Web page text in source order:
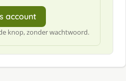
account
knop, zonder wachtwoord.